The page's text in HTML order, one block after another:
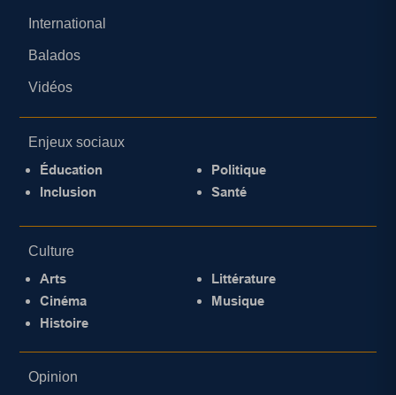
International
Balados
Vidéos
Enjeux sociaux
Éducation
Inclusion
Politique
Santé
Culture
Arts
Cinéma
Histoire
Littérature
Musique
Opinion